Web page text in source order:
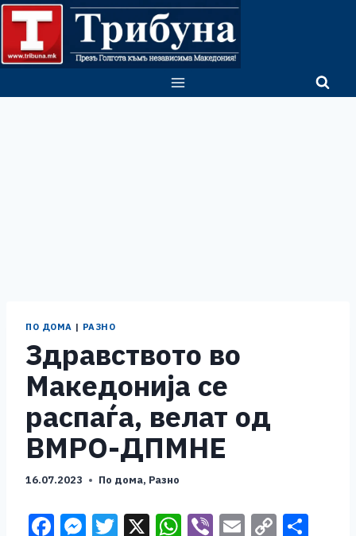
Skip
content
ПО ДОМА | РАЗНО
Здравството во
Македонија се
распаѓа, велат од
ВМРО-ДПМНЕ
16.07.2023 По дома, Разно
F M T X W Vi E C